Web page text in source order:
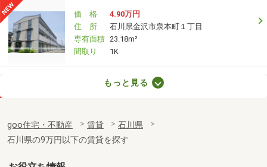
価 格
4.90万円
住 所
石川県金沢市泉本町１丁目
専有面積 23.18m²
間取り
1K
専有面積
73.08m²
間取り
2LDK
もっと見る
goo住宅・不動産 賃貸
石川県
石川県の9万円以下の賃貸を探す